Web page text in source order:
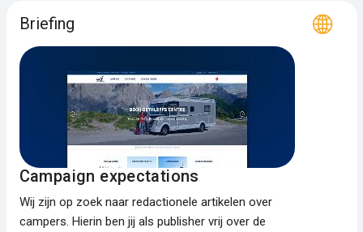
Briefing
Campaign expectations
Wij zijn op zoek naar redactionele artikelen over
campers. Hierin ben jij als publisher vrij over de